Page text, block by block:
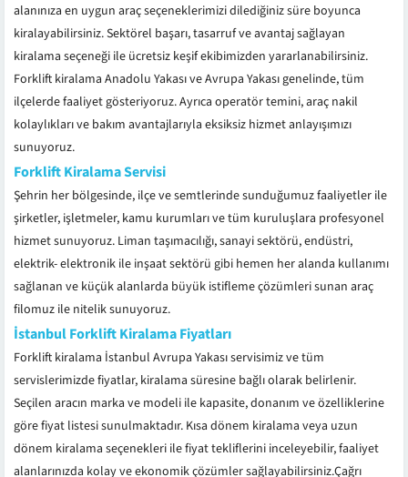
alanınıza en uygun araç seçeneklerimizi dilediğiniz süre boyunca
kiralayabilirsiniz. Sektörel başarı, tasarruf ve avantaj sağlayan
kiralama seçeneği ile ücretsiz keşif ekibimizden yararlanabilirsiniz.
Forklift kiralama Anadolu Yakası ve Avrupa Yakası genelinde, tüm
ilçelerde faaliyet gösteriyoruz. Ayrıca operatör temini, araç nakil
kolaylıkları ve bakım avantajlarıyla eksiksiz hizmet anlayışımızı
sunuyoruz.
Forklift Kiralama Servisi
Şehrin her bölgesinde, ilçe ve semtlerinde sunduğumuz faaliyetler ile
şirketler, işletmeler, kamu kurumları ve tüm kuruluşlara profesyonel
hizmet sunuyoruz. Liman taşımacılığı, sanayi sektörü, endüstri,
elektrik- elektronik ile inşaat sektörü gibi hemen her alanda kullanımı
sağlanan ve küçük alanlarda büyük istifleme çözümleri sunan araç
filomuz ile nitelik sunuyoruz.
İstanbul Forklift Kiralama Fiyatları
Forklift kiralama İstanbul Avrupa Yakası servisimiz ve tüm
servislerimizde fiyatlar, kiralama süresine bağlı olarak belirlenir.
Seçilen aracın marka ve modeli ile kapasite, donanım ve özelliklerine
göre fiyat listesi sunulmaktadır. Kısa dönem kiralama veya uzun
dönem kiralama seçenekleri ile fiyat tekliflerini inceleyebilir, faaliyet
alanlarınızda kolay ve ekonomik çözümler sağlayabilirsiniz.Çağrı